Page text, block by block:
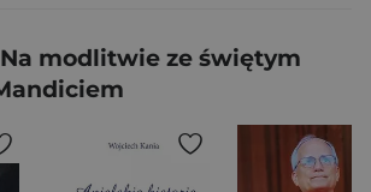
modlitwie ze świętym